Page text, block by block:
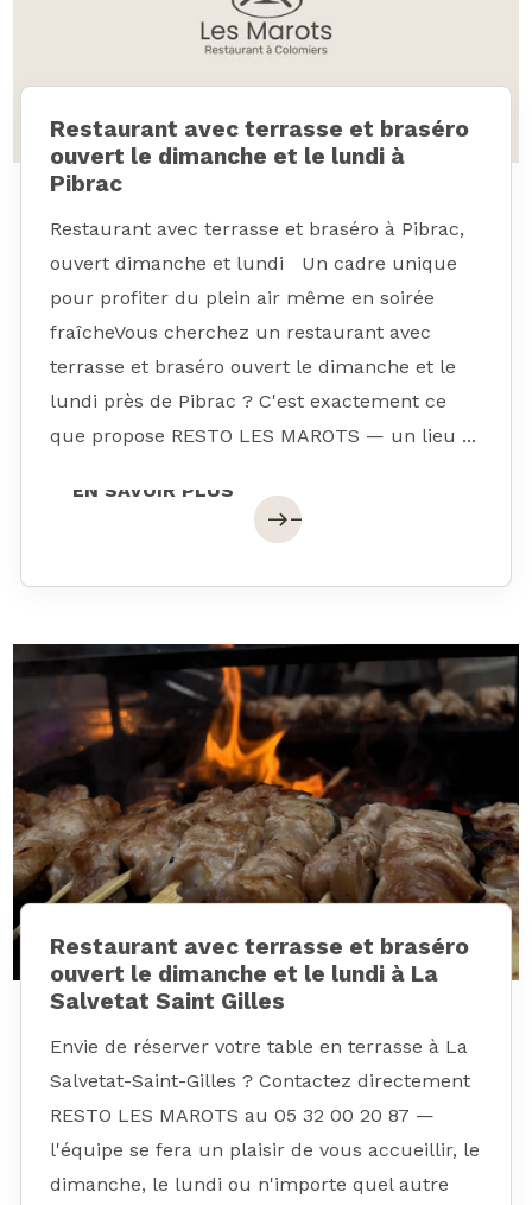
Restaurant avec terrasse et braséro
ouvert le dimanche et le lundi à
Pibrac
Restaurant avec terrasse et braséro à Pibrac,
ouvert dimanche et lundi Un cadre unique
pour profiter du plein air même en soirée
fraîcheVous cherchez un restaurant avec
terrasse et braséro ouvert le dimanche et le
lundi près de Pibrac ? C'est exactement ce
que propose RESTO LES MAROTS — un lieu ...
EN SAVOIR PLUS
easteast
Restaurant avec terrasse et braséro
ouvert le dimanche et le lundi à La
Salvetat Saint Gilles
Envie de réserver votre table en terrasse à La
Salvetat-Saint-Gilles ? Contactez directement
RESTO LES MAROTS au 05 32 00 20 87 —
l'équipe se fera un plaisir de vous accueillir, le
dimanche, le lundi ou n'importe quel autre